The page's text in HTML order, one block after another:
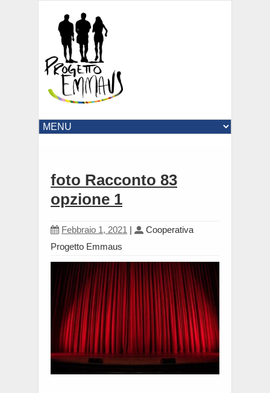
foto Racconto 83
opzione 1
Febbraio 1, 2021 |
Cooperativa
Progetto Emmaus